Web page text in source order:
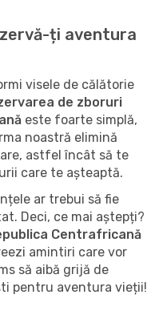
ți aventura
visele de călătorie
de zboruri
este foarte simplă,
noastră elimină
astfel încât să te
care te așteaptă.
ar trebui să fie
Deci, ce mai aștepți?
Centrafricană
amintiri care vor
să aibă grijă de
pentru aventura vieții!